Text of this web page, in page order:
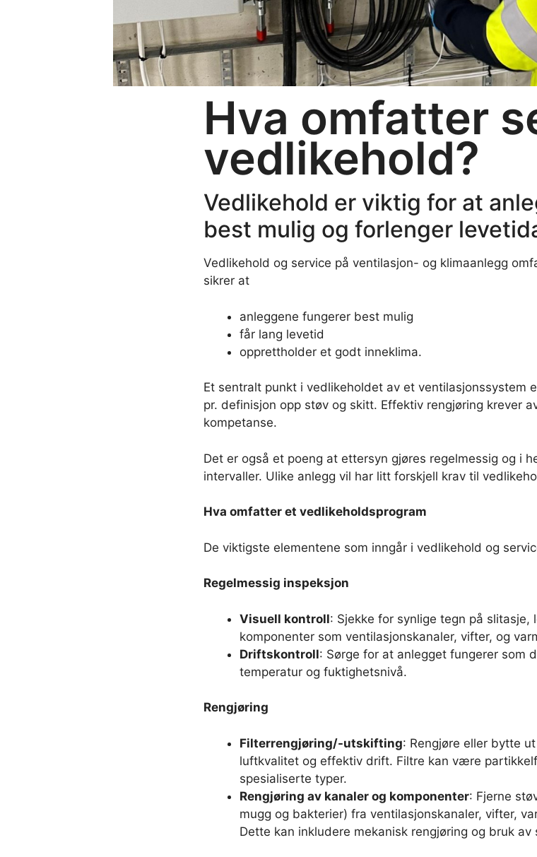
Hva omfatter
vedlikehold?
Vedlikehold er viktig for at
best mulig og forlenger
Vedlikehold og service på ventilasjon- og klimaanlegg
sikrer at
anleggene fungerer best mulig
får lang levetid
opprettholder et godt inneklima.
Et sentralt punkt i vedlikeholdet av et ventilasjonssystem
pr. definisjon opp støv og skitt. Effektiv rengjøring krever
kompetanse.
Det er også et poeng at ettersyn gjøres regelmessig og i
intervaller. Ulike anlegg vil har litt forskjell krav til
Hva omfatter et vedlikeholdsprogram
De viktigste elementene som inngår i vedlikehold og
Regelmessig inspeksjon
Visuell kontroll: Sjekke for synlige tegn på slitasje,
komponenter som ventilasjonskanaler, vifter, og
Driftskontroll: Sørge for at anlegget fungerer som
temperatur og fuktighetsnivå.
Rengjøring
Filterrengjøring/-utskifting: Rengjøre eller bytte
luftkvalitet og effektiv drift. Filtre kan være
spesialiserte typer.
Rengjøring av kanaler og komponenter: Fjerne
mugg og bakterier) fra ventilasjonskanaler, vifter,
Dette kan inkludere mekanisk rengjøring og bruk av